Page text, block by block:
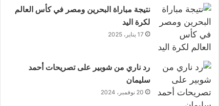
نتيجة مباراة البحرين ومصر في كأس العالم
لكرة اليد
17 يناير، 2025
رد ناري من شوبير على تصريحات أحمد
سليمان
20 نوفمبر، 2024